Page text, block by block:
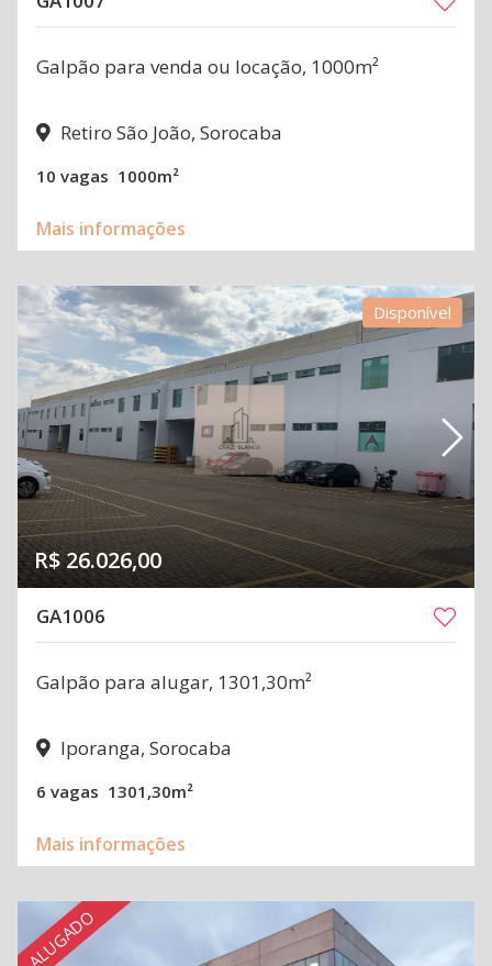
Galpão para venda ou locação, 1000m²
Retiro São João, Sorocaba
10 vagas 1000m²
Mais informações
Disponível
R$ 26.026,00
GA1006
Galpão para alugar, 1301,30m²
Iporanga, Sorocaba
6 vagas 1301,30m²
Mais informações
ALUGADO